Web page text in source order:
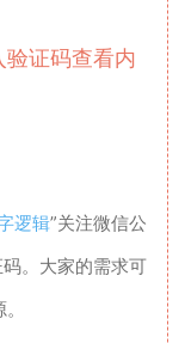
证码查看内
逻辑”关注微信公
。大家的需求可